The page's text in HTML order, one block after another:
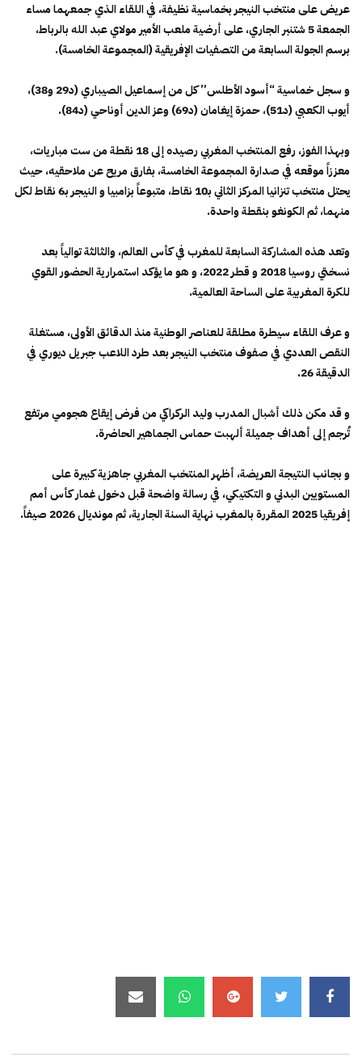
عريض على منتخب النيجر بخماسية نظيفة، في اللقاء الذي جمعهما مساء
الجمعة 5 شتنبر الجاري، على أرضية ملعب الأمير مولاي عبد الله بالرباط،
برسم الجولة السابعة من التصفيات الإفريقية (المجموعة الخامسة).
و سجل خماسية “أسود الأطلس” كل من إسماعيل الصيباري (د29 و38)،
أيوب الكعبي (د51)، حمزة إيغامان (د69) وعز الدين أوناحي (د84).
وبهذا الفوز، رفع المنتخب المغربي رصيده إلى 18 نقطة من ست مباريات،
معززاً موقعه في صدارة المجموعة الخامسة، بفارق مريح عن ملاحقيه، حيث
يحتل منتخب تنزانيا المركز الثاني بـ10 نقاط، متبوعاً بزامبيا و النيجر بـ6 نقاط لكل
منهما، ثم الكونغو بنقطة واحدة.
وتعد هذه المشاركة السابعة للمغرب في كأس العالم، والثالثة توالياً بعد
نسختي روسيا 2018 و قطر 2022، و هو ما يؤكد استمرارية الحضور القوي
للكرة المغربية على الساحة العالمية.
و عرف اللقاء سيطرة مطلقة للعناصر الوطنية منذ الدقائق الأولى، مستغلة
النقص العددي في صفوف منتخب النيجر بعد طرد اللاعب جبريل ديوري في
الدقيقة 26.
و قد مكن ذلك أشبال المدرب وليد الركراكي من فرض إيقاع هجومي مرتفع
تُرجم إلى أهداف جميلة ألهبت حماس الجماهير الحاضرة.
و بجانب النتيجة العريضة، أظهر المنتخب المغربي جاهزية كبيرة على
المستويين البدني و التكتيكي، في رسالة واضحة قبل دخول غمار كأس أمم
إفريقيا 2025 المقررة بالمغرب نهاية السنة الجارية، ثم مونديال 2026 صيفاً.